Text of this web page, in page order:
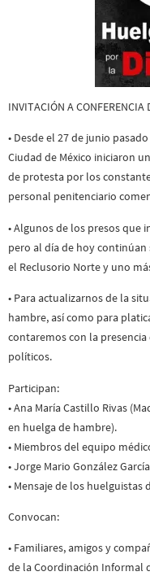
INVITACIÓN A CONFERENCIA
• Desde el 27 de junio
Ciudad de México iniciaron
de protesta por los
personal penitenciario
• Algunos de los presos que
pero al día de hoy
el Reclusorio Norte y uno
• Para actualizarnos de la
hambre, así como para
contaremos con la
políticos.
Participan:
• Ana María Castillo Rivas
en huelga de hambre).
• Miembros del equipo
• Jorge Mario González
• Mensaje de los huelguistas
Convocan:
• Familiares, amigos y
de la Coordinación Informal